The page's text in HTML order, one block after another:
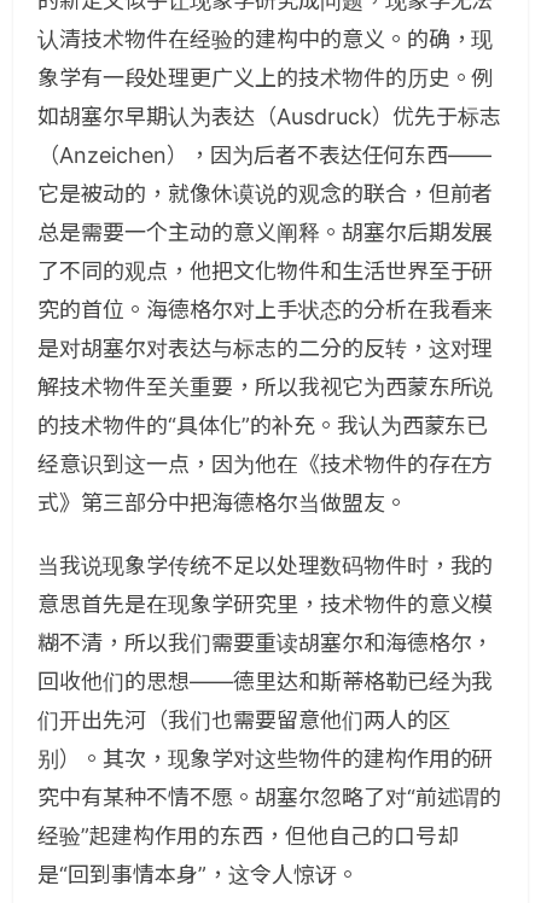
认清技术物件在经验的建构中的意义。的确，现
象学有一段处理更广义上的技术物件的历史。例
如胡塞尔早期认为表达（Ausdruck）优先于标志
（Anzeichen），因为后者不表达任何东西——
它是被动的，就像休谟说的观念的联合，但前者
总是需要一个主动的意义阐释。胡塞尔后期发展
了不同的观点，他把文化物件和生活世界至于研
究的首位。海德格尔对上手状态的分析在我看来
是对胡塞尔对表达与标志的二分的反转，这对理
解技术物件至关重要，所以我视它为西蒙东所说
的技术物件的“具体化”的补充。我认为西蒙东已
经意识到这一点，因为他在《技术物件的存在方
式》第三部分中把海德格尔当做盟友。
当我说现象学传统不足以处理数码物件时，我的
意思首先是在现象学研究里，技术物件的意义模
糊不清，所以我们需要重读胡塞尔和海德格尔，
回收他们的思想——德里达和斯蒂格勒已经为我
们开出先河（我们也需要留意他们两人的区
别）。其次，现象学对这些物件的建构作用的研
究中有某种不情不愿。胡塞尔忽略了对“前述谓的
经验”起建构作用的东西，但他自己的口号却
是“回到事情本身”，这令人惊讶。